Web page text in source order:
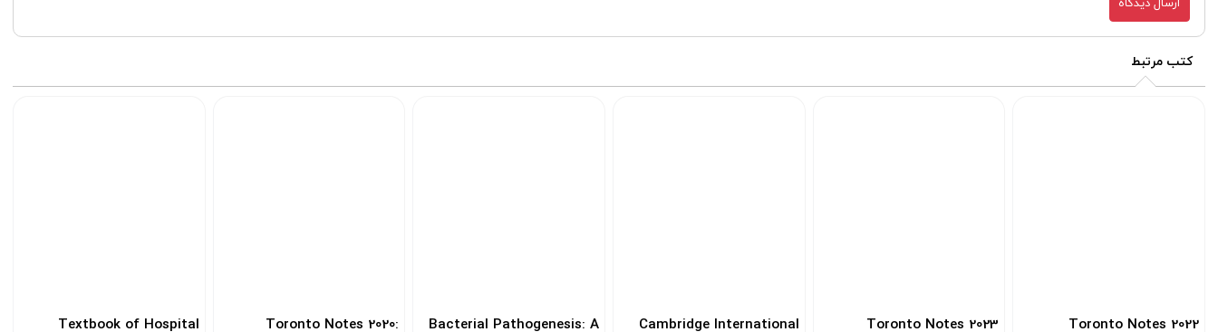
ارسال دیدگاه
کتب مرتبط
Toronto Notes 2022
Toronto Notes 2023
Cambridge International
Bacterial Pathogenesis: A
Toronto Notes 2020:
Textbook of Hospital